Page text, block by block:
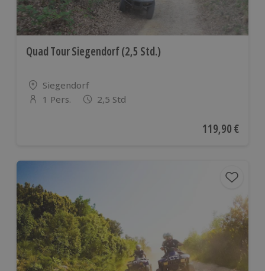
Quad Tour Siegendorf (2,5 Std.)
Standort
Siegendorf
Anzahl der Teilnehmer
1 Pers. 2,5 Std
Aktueller Preis
119,90 €